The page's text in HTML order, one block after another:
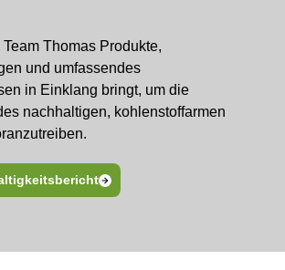
Thomas Produkte,
und umfassendes
in Einklang bringt, um die
nachhaltigen, kohlenstoffarmen